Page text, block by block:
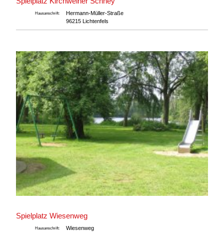
Hausanschrift:
Hermann-Müller-Straße
96215 Lichtenfels
Spielplatz Wiesenweg
Hausanschrift:
Wiesenweg